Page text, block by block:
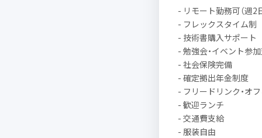
- リモート勤務可（週2
- フレックスタイム制
- 技術書購入サポート
- 勉強会・イベント参
- 社会保険完備
- 確定拠出年金制度
- フリードリンク・オ
- 歓迎ランチ
- 交通費支給
- 服装自由